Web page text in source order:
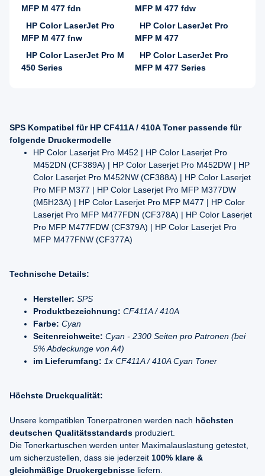
MFP M 477 fdn
MFP M 477 fdw
HP Color LaserJet Pro
MFP M 477 fnw
HP Color LaserJet Pro
MFP M 477
HP Color LaserJet Pro M
450 Series
HP Color LaserJet Pro
MFP M 477 Series
SPS Kompatibel für HP CF411A / 410A Toner passende für
folgende Druckermodelle
HP Color Laserjet Pro M452 | HP Color Laserjet Pro
M452DN (CF389A) | HP Color Laserjet Pro M452DW | HP
Color Laserjet Pro M452NW (CF388A) | HP Color Laserjet
Pro MFP M377 | HP Color Laserjet Pro MFP M377DW
(M5H23A) | HP Color Laserjet Pro MFP M477 | HP Color
Laserjet Pro MFP M477FDN (CF378A) | HP Color Laserjet
Pro MFP M477FDW (CF379A) | HP Color Laserjet Pro
MFP M477FNW (CF377A)
Technische Details:
Hersteller: SPS
Produktbezeichnung: CF411A / 410A
Farbe: Cyan
Seitenreichweite: Cyan - 2300 Seiten pro Patronen (bei
5% Abdeckunge von A4)
im Lieferumfang: 1x CF411A / 410A Cyan Toner
Höchste Druckqualität:
Unsere kompatiblen Tonerpatronen werden nach höchsten
deutschen Qualitätsstandards produziert.
Die Tonerkartuschen werden unter Maximalauslastung getestet,
um sicherzustellen, dass sie jederzeit 100% klare &
gleichmäßige Druckergebnisse liefern.